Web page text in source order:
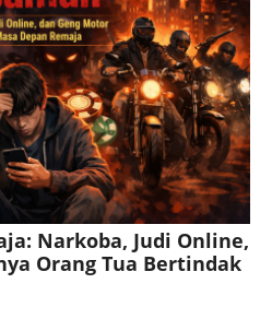
Narkoba, Judi Online,
Orang Tua Bertindak